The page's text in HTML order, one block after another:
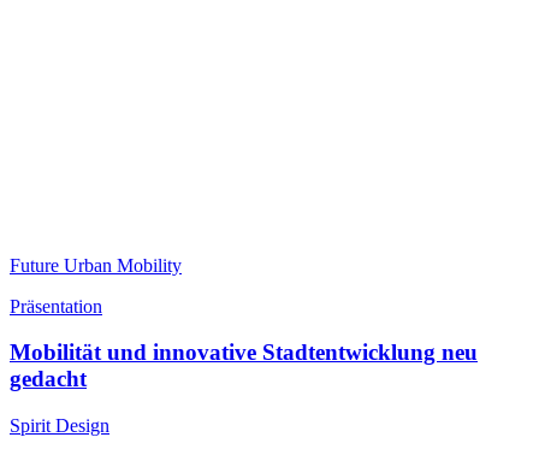
Future Urban Mobility
Präsentation
Mobilität und innovative Stadtentwicklung neu
gedacht
Spirit Design